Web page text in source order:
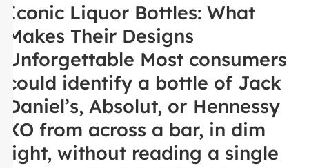
Iconic Liquor Bottles: What
Makes Their Designs
Unforgettable Most consumers
could identify a bottle of Jack
Daniel’s, Absolut, or Hennessy
XO from across a bar, in dim
light, without reading a single